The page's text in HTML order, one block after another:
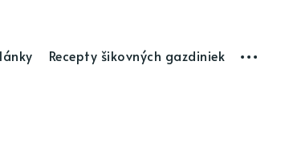
Recepty šikovných gazdiniek